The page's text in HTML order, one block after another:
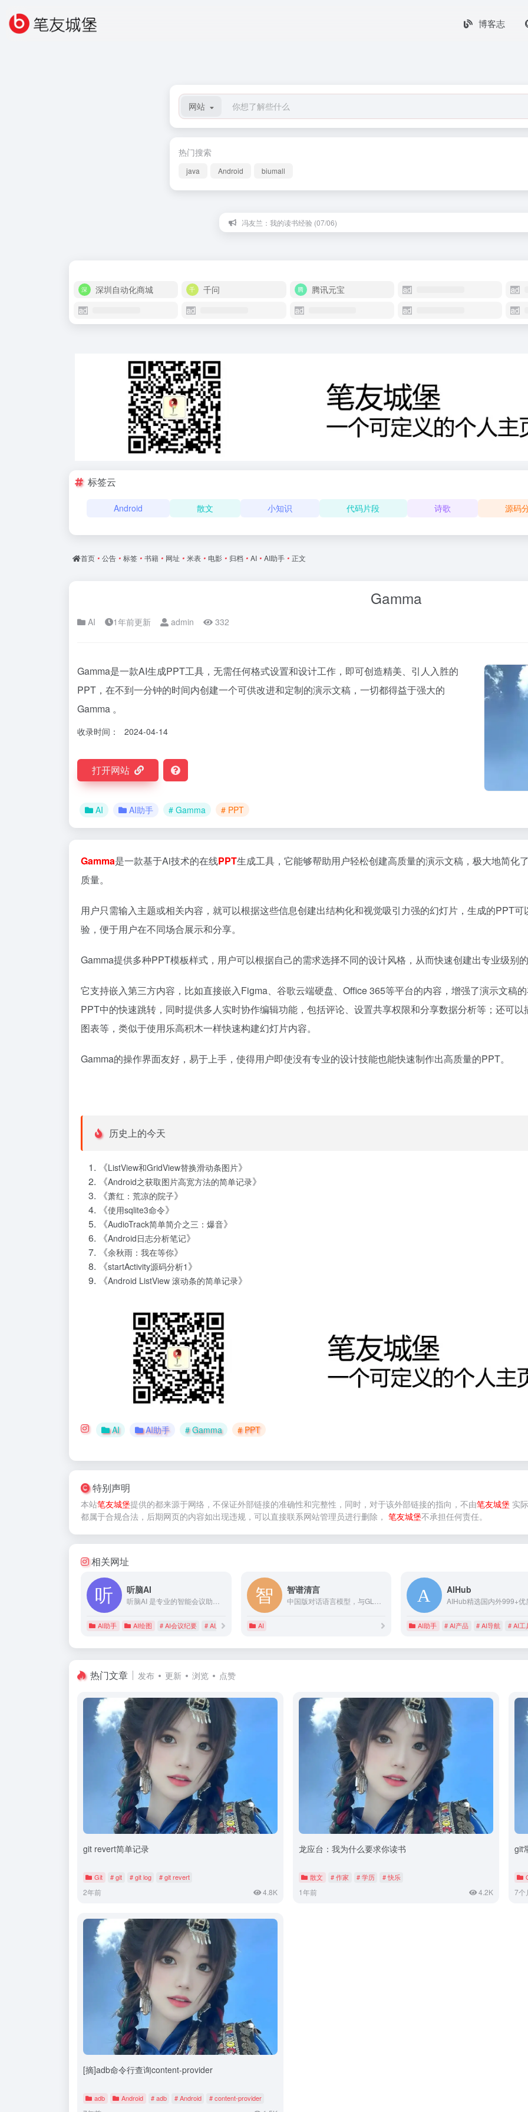
博客志
网站
热门搜索
java Android biumall
冯友兰：我的读书经验 (07/06)
深圳自动化商城 千问 腾讯元宝
标签云
Android 散文 小知识 代码片段 诗歌 源码
首页 • 公告 • 标签 • 书籍 • 网址 • 米表 • 电影 • 归档 • AI • AI助手 • 正文
Gamma
AI 1年前更新 admin 332
Gamma是一款AI生成PPT工具，无需任何格式设置和设计工作，即可创造精美、引人入胜的
PPT，在不到一分钟的时间内创建一个可供改进和定制的演示文稿，一切都得益于强大的
Gamma 。
收录时间： 2024-04-14
打开网站
AI AI助手 # Gamma # PPT
Gamma是一款基于Ai技术的在线PPT生成工具，它能够帮助用户轻松创建高质量的演示文稿，极大地简化
质量。
用户只需输入主题或相关内容，就可以根据这些信息创建出结构化和视觉吸引力强的幻灯片，生成的PPT
验，便于用户在不同场合展示和分享。
Gamma提供多种PPT模板样式，用户可以根据自己的需求选择不同的设计风格，从而快速创建出专业级别
它支持嵌入第三方内容，比如直接嵌入Figma、谷歌云端硬盘、Office 365等平台的内容，增强了演示文稿
PPT中的快速跳转，同时提供多人实时协作编辑功能，包括评论、设置共享权限和分享数据分析等；还可
图表等，类似于使用乐高积木一样快速构建幻灯片内容。
Gamma的操作界面友好，易于上手，使得用户即使没有专业的设计技能也能快速制作出高质量的PPT。
历史上的今天
《ListView和GridView替换滑动条图片》
《Android之获取图片高宽方法的简单记录》
《萧红：荒凉的院子》
《使用sqlite3命令》
《AudioTrack简单简介之三：爆音》
《Android日志分析笔记》
《余秋雨：我在等你》
《startActivity源码分析1 》
《Android ListView 滚动条的简单记录》
AI AI助手 # Gamma # PPT
特别声明
本站笔友城堡提供的都来源于网络，不保证外部链接的准确性和完整性，同时，对于该外部链接的指向，不由笔友城堡 实
都属于合规合法，后期网页的内容如出现违规，可以直接联系网站管理员进行删除， 笔友城堡不承担任何责任。
相关网址
听脑AI
AI助手 AI绘图 # AI会议纪要 # AI总结问答 # AI脑图
智谱清言
AI
AIHub
AI助手 # AI产品 # AI导航 # AI工
热门文章 发布 更新 浏览 点赞
git revert简单记录
Git # git # git log # git revert
2年前 4.8K
龙应台：我为什么要求你读书
散文 # 作家 # 学历 # 快乐
1年前 4.2K
git
7个
[摘]adb命令行查询content-provider
adb Android # adb # Android # content-provider